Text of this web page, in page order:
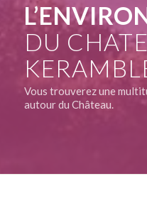
DU
Vous trouverez une
autour du Château.